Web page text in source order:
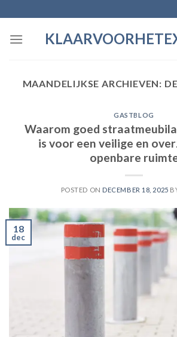
to
content
MAANDELIJKSE ARCHIEVEN:
GASTBLOG
Waarom goed
is voor een veilige en
openbare
POSTED ON DECEMBER 18, 2025
18
dec